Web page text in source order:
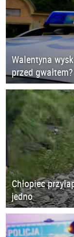
Walentyna
przed gwałtem?
Chłopiec
jedno